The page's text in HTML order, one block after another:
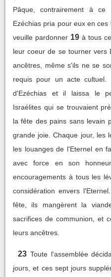
Pâque, contrairement à
Ezéchias pria pour eux en ces
veuille pardonner 19 à tous
leur coeur de se tourner vers
ancêtres, même s'ils ne se
requis pour un acte cultuel.
d'Ezéchias et il laissa le
Israélites qui se trouvaient
la fête des pains sans levain
grande joie. Chaque jour, les
les louanges de l'Eternel en
avec force en son honneur.
encouragements à tous les
considération envers
fête, ils mangèrent la
sacrifices de communion, et
leurs ancêtres.
23 Toute l'assemblée
jours, et ces sept jours